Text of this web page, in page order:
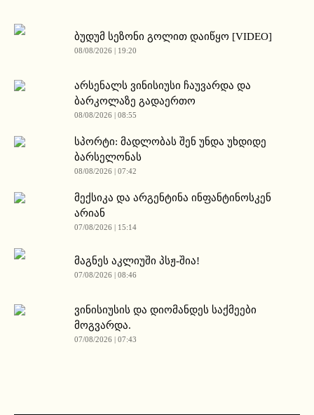
ბუდუმ სეზონი გოლით დაიწყო [VIDEO]
08/08/2026 | 19:20
არსენალს ვინისიუსი ჩაუვარდა და
ბარკოლაზე გადაერთო
08/08/2026 | 08:55
სპორტი: მადლობას შენ უნდა უხდიდე
ბარსელონას
08/08/2026 | 07:42
მექსიკა და არგენტინა ინფანტინოსკენ
არიან
07/08/2026 | 15:14
მაგნეს აკლიუში პსჟ-შია!
07/08/2026 | 08:46
ვინისიუსის და დიომანდეს საქმეები
მოგვარდა.
07/08/2026 | 07:43